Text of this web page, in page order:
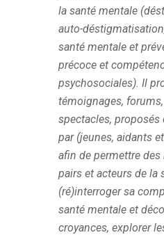
la santé mentale
auto-
santé mentale et
précoce et
psychosociales). Il
témoignages,
spectacles,
par (jeunes, aidants
afin de permettre
pairs et acteurs de la
(ré)interroger sa
santé mentale et
croyances, explorer